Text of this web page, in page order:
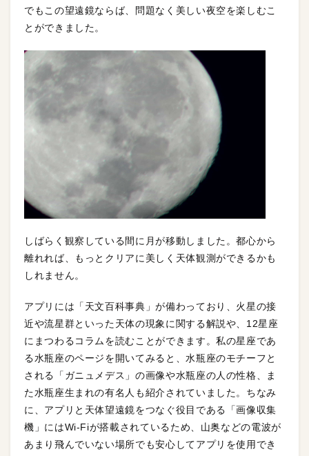
でもこの望遠鏡ならば、問題なく美しい夜空を楽しむこ
とができました。
しばらく観察している間に月が移動しました。都心から
離れれば、もっとクリアに美しく天体観測ができるかも
しれません。
アプリには「天文百科事典」が備わっており、火星の接
近や流星群といった天体の現象に関する解説や、12星座
にまつわるコラムを読むことができます。私の星座であ
る水瓶座のページを開いてみると、水瓶座のモチーフと
される「ガニュメデス」の画像や水瓶座の人の性格、ま
た水瓶座生まれの有名人も紹介されていました。ちなみ
に、アプリと天体望遠鏡をつなぐ役目である「画像収集
機」にはWi-Fiが搭載されているため、山奥などの電波が
あまり飛んでいない場所でも安心してアプリを使用でき